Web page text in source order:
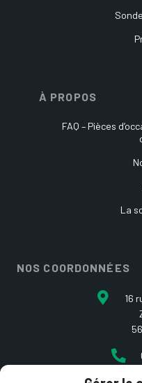
À PROPOS
FAQ – Pièces
La
NOS COORDONNÉES
16